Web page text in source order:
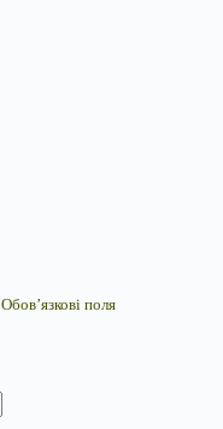
Обов’язкові поля